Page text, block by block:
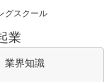
グスクール
業
業界知識